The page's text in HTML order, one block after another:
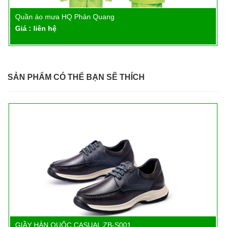
Chi tiết
Quần áo mưa HQ Phản Quang
Giá : liên hệ
SẢN PHẨM CÓ THỂ BẠN SẼ THÍCH
GIẦY HÀN QUỐC CASUAL ZB-S001